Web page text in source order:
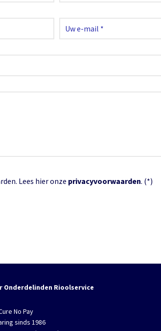
Lees hier onze privacyvoorwaarden. (*)
Onderdelinden Rioolservice
No Pay
sinds 1986